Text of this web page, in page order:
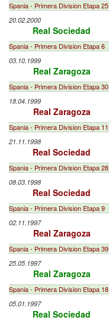
Spania - Primera Division Etapa 25
20.02.2000
Real Sociedad
Spania - Primera Division Etapa 6
03.10.1999
Real Zaragoza
Spania - Primera Division Etapa 30
18.04.1999
Real Zaragoza
Spania - Primera Division Etapa 11
21.11.1998
Real Sociedad
Spania - Primera Division Etapa 28
08.03.1998
Real Sociedad
Spania - Primera Division Etapa 9
02.11.1997
Real Zaragoza
Spania - Primera Division Etapa 39
25.05.1997
Real Zaragoza
Spania - Primera Division Etapa 18
05.01.1997
Real Sociedad